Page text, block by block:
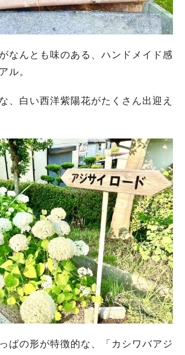
なんとも味のある、ハンドメイド感
ル。
、白い西洋紫陽花がたくさん出迎え
ぱの形が特徴的な、「カシワバアジ